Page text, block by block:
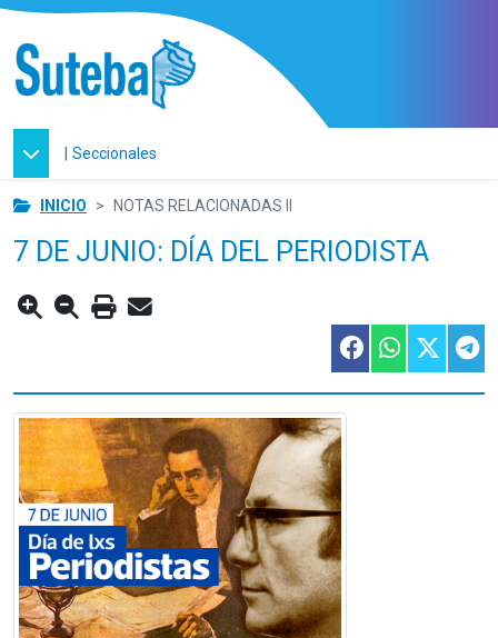
| Seccionales
INICIO NOTAS RELACIONADAS II
7 DE JUNIO: DÍA DEL PERIODISTA